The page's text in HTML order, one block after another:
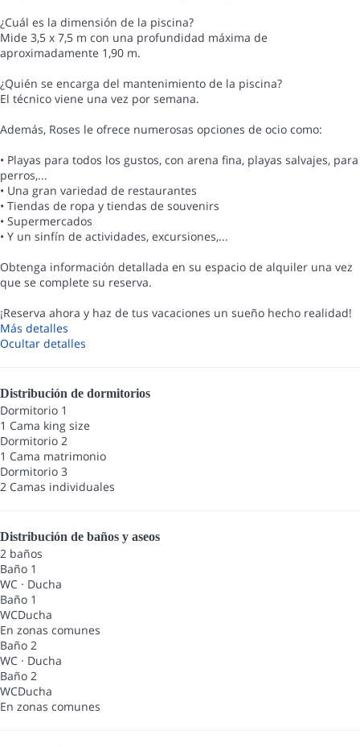
¿Cuál es la dimensión de la piscina?
Mide 3,5 x 7,5 m con una profundidad máxima de
aproximadamente 1,90 m.
¿Quién se encarga del mantenimiento de la piscina?
El técnico viene una vez por semana.
Además, Roses le ofrece numerosas opciones de ocio como:
• Playas para todos los gustos, con arena fina, playas salvajes, para
perros,...
• Una gran variedad de restaurantes
• Tiendas de ropa y tiendas de souvenirs
• Supermercados
• Y un sinfín de actividades, excursiones,...
Obtenga información detallada en su espacio de alquiler una vez
que se complete su reserva.
¡Reserva ahora y haz de tus vacaciones un sueño hecho realidad!
Más detalles
Ocultar detalles
Distribución de dormitorios
Dormitorio 1
1 Cama king size
Dormitorio 2
1 Cama matrimonio
Dormitorio 3
2 Camas individuales
Distribución de baños y aseos
2 baños
Baño 1
WC · Ducha
Baño 1
WCDucha
En zonas comunes
Baño 2
WC · Ducha
Baño 2
WCDucha
En zonas comunes